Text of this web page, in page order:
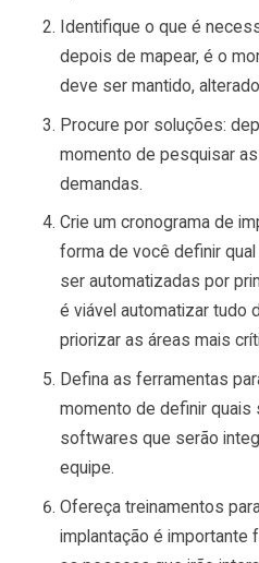
Identifique o que é
depois de mapear, é o
deve ser mantido,
Procure por soluções:
momento de pesquisar
demandas.
Crie um cronograma de
forma de você definir
ser automatizadas por
é viável automatizar tudo
priorizar as áreas mais
Defina as ferramentas
momento de definir quais
softwares que serão
equipe.
Ofereça treinamentos
implantação é importante